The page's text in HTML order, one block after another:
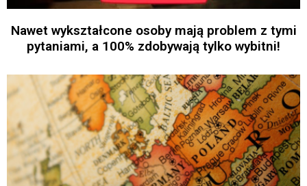
Nawet wykształcone osoby mają problem z tymi
pytaniami, a 100% zdobywają tylko wybitni!